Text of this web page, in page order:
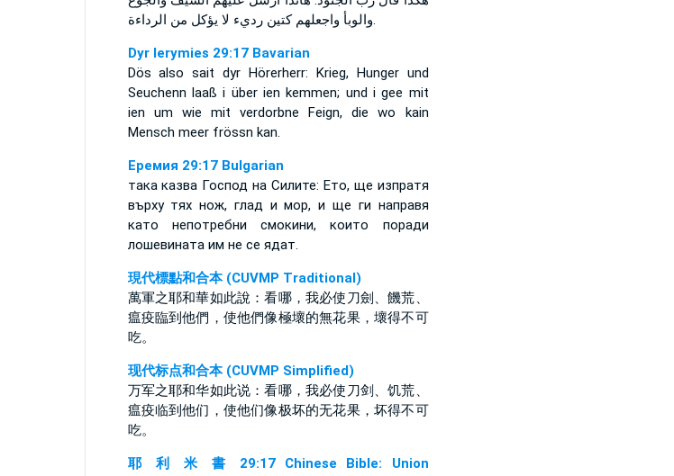
والوبأ واجعلهم كتين رديء لا يؤكل من الرداءة.
Dyr Ierymies 29:17 Bavarian
Dös also sait dyr Hörerherr: Krieg, Hunger und
Seuchenn laaß i über ien kemmen; und i gee mit
ien um wie mit verdorbne Feign, die wo kain
Mensch meer frössn kan.
Еремия 29:17 Bulgarian
така казва Господ на Силите: Ето, ще изпратя
върху тях нож, глад и мор, и ще ги направя
като непотребни смокини, които поради
лошевината им не се ядат.
現代標點和合本 (CUVMP Traditional)
萬軍之耶和華如此說：看哪，我必使刀劍、饑荒、
瘟疫臨到他們，使他們像極壞的無花果，壞得不可
吃。
现代标点和合本 (CUVMP Simplified)
万军之耶和华如此说：看哪，我必使刀剑、饥荒、
瘟疫临到他们，使他们像极坏的无花果，坏得不可
吃。
耶 利 米 書 29:17 Chinese Bible: Union